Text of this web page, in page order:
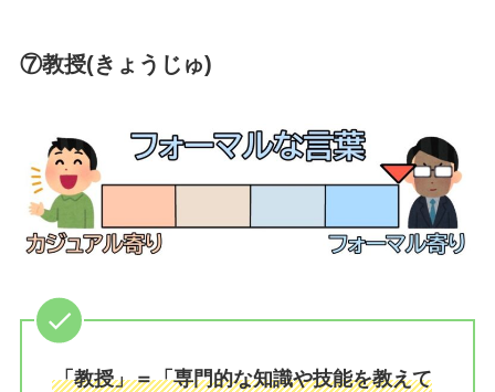
⑦教授(きょうじゅ)
「教授」＝「専門的な知識や技能を教えて